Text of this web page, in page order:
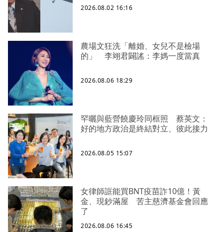
2026.08.02 16:16
農場文狂洗「離婚、女兒不是檢場
的」 李翊君闢謠：李媽一度當真
2026.08.06 18:29
罕曬與藍營饒慶玲同框照 蔡英文：
好的地方政治是終結對立、彼此接力
2026.08.05 15:07
女律師誆能買BNT疫苗詐10億！黃
金、現鈔滿屋 苦主慈濟基金會回應
了
2026.08.06 16:45